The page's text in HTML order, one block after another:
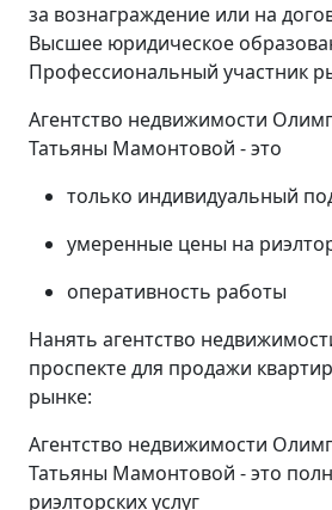
за вознаграждение или на
Высшее юридическое
Профессиональный участник
Агентство недвижимости
Татьяны Мамонтовой - это
только индивидуальный
умеренные цены на
оперативность работы
Нанять агентство
проспекте для продажи
рынке:
Агентство недвижимости
Татьяны Мамонтовой - это
риэлторских услуг